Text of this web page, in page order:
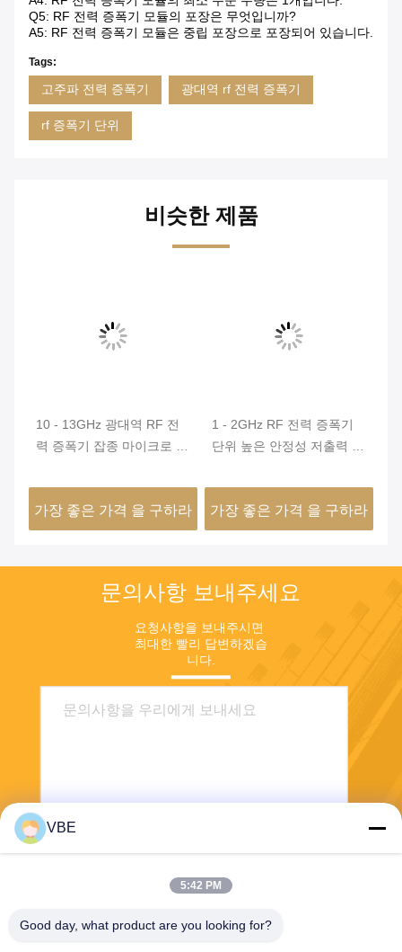
Q5: RF 전력 증폭기 모듈의 포장은 무엇입니까?
A5: RF 전력 증폭기 모듈은 중립 포장으로 포장되어 있습니다.
Tags:
고주파 전력 증폭기 광대역 rf 전력 증폭기
rf 증폭기 단위
비슷한 제품
10 - 13GHz 광대역 RF 전
력 증폭기 잡종 마이크로 조
폭기
가장 좋은 가격 을 구하라
1 - 2GHz RF 전력 증폭기
단위 높은 안정성 저출력 소
가장 좋은 가격 을 구하라
문의사항 보내주세요
요청사항을 보내주시면
최대한 빨리 답변하겠습
니다.
VBE
5:42 PM
Good day, what product are you looking for?